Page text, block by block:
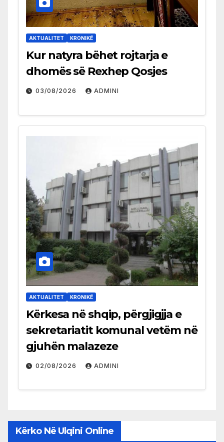
AKTUALITET KRONIKË
Kur natyra bëhet rojtarja e
dhomës së Rexhep Qosjes
03/08/2026 ADMINI
AKTUALITET KRONIKË
Kërkesa në shqip, përgjigjja e
sekretariatit komunal vetëm në
gjuhën malazeze
02/08/2026 ADMINI
Kërko Në Ulqini Online